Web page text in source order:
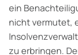
ein
nicht vermutet,
zu erbringen.